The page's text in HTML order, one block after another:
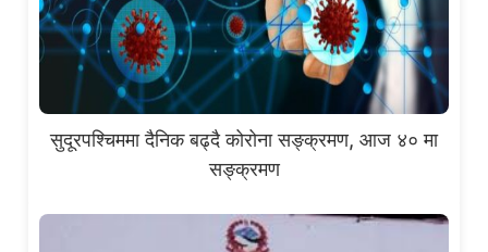
सुदूरपश्चिममा दैनिक बढ्दै कोरोना सङ्क्रमण, आज ४० मा
सङ्क्रमण